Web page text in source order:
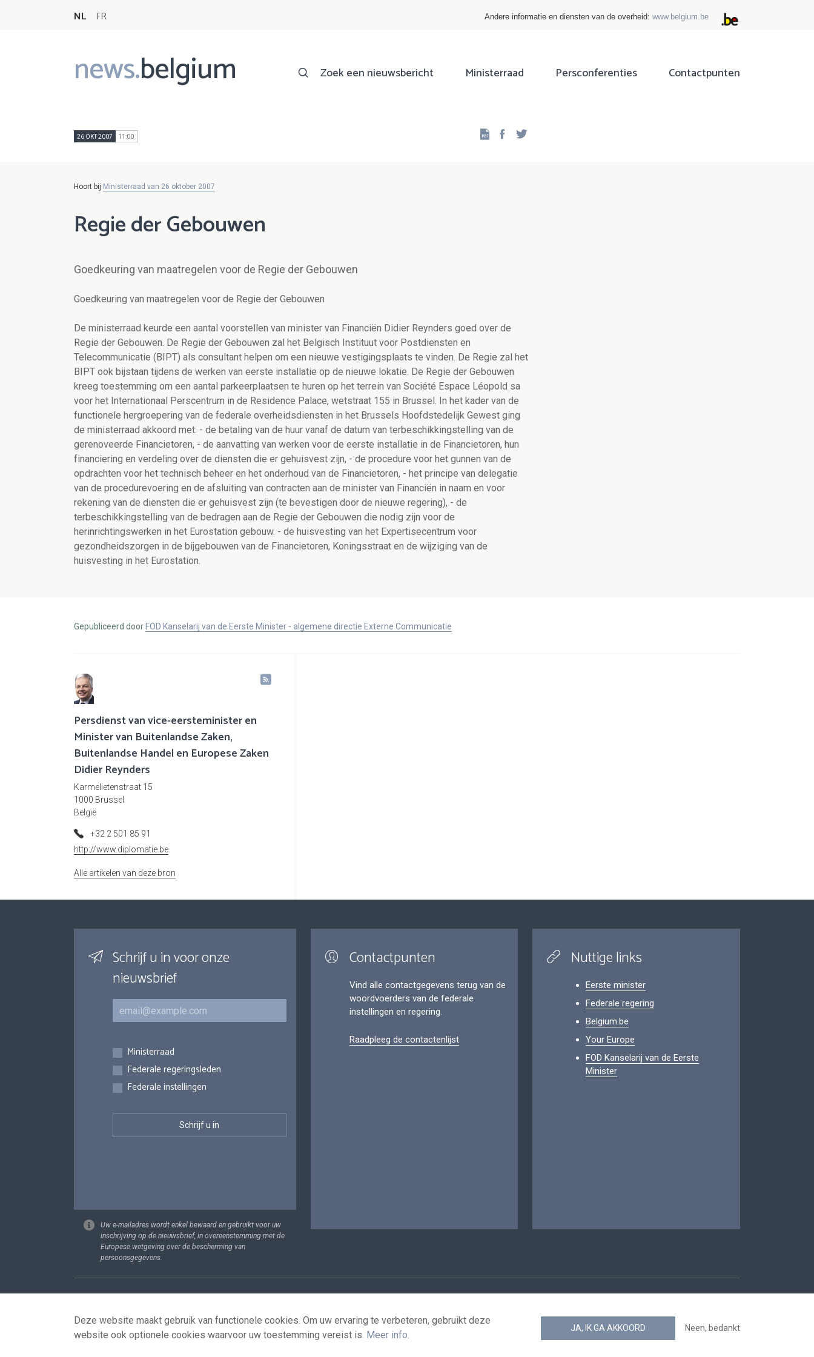
NL FR Andere informatie en diensten van de overheid: www.belgium.be
news.belgium
Main
navigation
Zoek een nieuwsbericht Ministerraad Persconferenties Contactpunten
26 OKT 2007 11:00 Facebook
Hoort bij Ministerraad van 26 oktober 2007
Regie der Gebouwen
Goedkeuring van maatregelen voor de Regie der Gebouwen
Goedkeuring van maatregelen voor de Regie der Gebouwen
De ministerraad keurde een aantal voorstellen van minister van Financiën Didier Reynders goed over de
Regie der Gebouwen. De Regie der Gebouwen zal het Belgisch Instituut voor Postdiensten en
Telecommunicatie (BIPT) als consultant helpen om een nieuwe vestigingsplaats te vinden. De Regie zal het
BIPT ook bijstaan tijdens de werken van eerste installatie op de nieuwe lokatie. De Regie der Gebouwen
kreeg toestemming om een aantal parkeerplaatsen te huren op het terrein van Société Espace Léopold sa
voor het Internationaal Perscentrum in de Residence Palace, wetstraat 155 in Brussel. In het kader van de
functionele hergroepering van de federale overheidsdiensten in het Brussels Hoofdstedelijk Gewest ging
de ministerraad akkoord met: - de betaling van de huur vanaf de datum van terbeschikkingstelling van de
gerenoveerde Financietoren, - de aanvatting van werken voor de eerste installatie in de Financietoren, hun
financiering en verdeling over de diensten die er gehuisvest zijn, - de procedure voor het gunnen van de
opdrachten voor het technisch beheer en het onderhoud van de Financietoren, - het principe van delegatie
van de procedurevoering en de afsluiting van contracten aan de minister van Financiën in naam en voor
rekening van de diensten die er gehuisvest zijn (te bevestigen door de nieuwe regering), - de
terbeschikkingstelling van de bedragen aan de Regie der Gebouwen die nodig zijn voor de
herinrichtingswerken in het Eurostation gebouw. - de huisvesting van het Expertisecentrum voor
gezondheidszorgen in de bijgebouwen van de Financietoren, Koningsstraat en de wijziging van de
huisvesting in het Eurostation.
Gepubliceerd door FOD Kanselarij van de Eerste Minister - algemene directie Externe Communicatie
Persdienst van vice-eersteminister en
Minister van Buitenlandse Zaken,
Buitenlandse Handel en Europese Zaken
Didier Reynders
Karmelietenstraat 15
1000 Brussel
België
+32 2 501 85 91
http://www.diplomatie.be
Alle artikelen van deze bron
Schrijf u in voor onze
nieuwsbrief
E-mail
Inschrijvingen
Ministerraad
Federale regeringsleden
Federale instellingen
Uw e-mailadres wordt enkel bewaard en gebruikt voor uw
inschrijving op de nieuwsbrief, in overeenstemming met de
Europese wetgeving over de bescherming van
persoonsgegevens.
Contactpunten
Vind alle contactgegevens terug van de
woordvoerders van de federale
instellingen en regering.
Raadpleeg de contactenlijst
Nuttige links
Eerste minister
Federale regering
Belgium.be
Your Europe
FOD Kanselarij van de Eerste
Minister
Footer
Deze website maakt gebruik van functionele cookies. Om uw ervaring te verbeteren, gebruikt deze
website ook optionele cookies waarvoor uw toestemming vereist is. Meer info.
JA, IK GA AKKOORD Neen, bedankt